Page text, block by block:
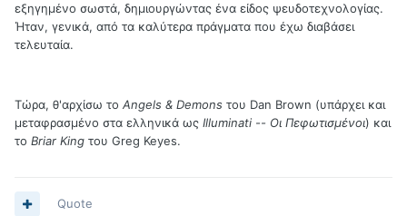
εξηγημένο σωστά, δημιουργώντας ένα είδος ψευδοτεχνολογίας.
Ήταν, γενικά, από τα καλύτερα πράγματα που έχω διαβάσει
τελευταία.
Τώρα, θ'αρχίσω το Angels & Demons του Dan Brown (υπάρχει και
μεταφρασμένο στα ελληνικά ως Illuminati -- Οι Πεφωτισμένοι) και
το Briar King του Greg Keyes.
Quote